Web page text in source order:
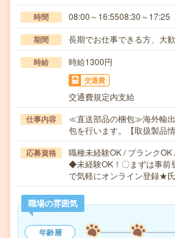
時間 08:00～16:5508:30～17:25
期間 長期でお仕事できる方、大歓
時給 時給1300円
交通費
交通費規定内支給
仕事内容
≪直送部品の梱包≫海外輸
包を行います。【取扱製品
応募資格
職種未経験OK / ブランクOK
◆未経験OK！〇まずは事前
で気軽にオンライン登録★
職場の雰囲気
年齢層